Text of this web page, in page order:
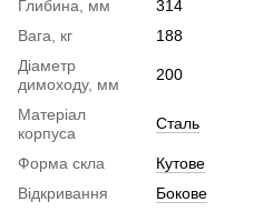
Глибина, мм
314
Вага, кг
188
Діаметр
димоходу, мм
200
Матеріал
корпуса
Сталь
Форма скла
Кутове
Відкривання
Бокове